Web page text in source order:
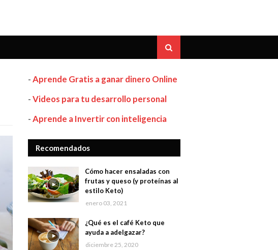
-Aprende Gratis a ganar dinero Online
-Videos para tu desarrollo personal
-Aprende a Invertir con inteligencia
Recomendados
Cómo hacer ensaladas con
frutas y queso (y proteínas al
estilo Keto)
enero 03, 2021
¿Qué es el café Keto que
ayuda a adelgazar?
diciembre 25, 2020